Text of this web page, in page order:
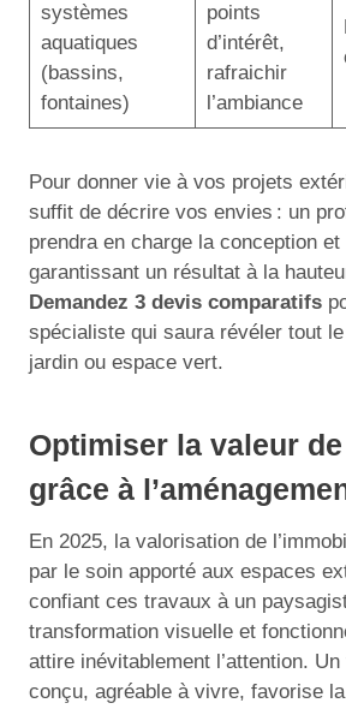
systèmes
aquatiques
(bassins,
fontaines)
points
d’intérêt,
rafraichir
l’ambiance
Pour donner vie à vos projets
suffit de décrire vos envies : un
prendra en charge la conception
garantissant un résultat à la
Demandez 3 devis comparatifs
spécialiste qui saura révéler tout
jardin ou espace vert.
Optimiser la valeur
grâce à
En 2025, la valorisation de
par le soin apporté aux espaces
confiant ces travaux à un
transformation visuelle et
attire inévitablement l’attention.
conçu, agréable à vivre, favorise